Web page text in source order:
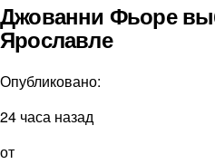
Джованни Фьоре
Ярославле
Опубликовано:
24 часа назад
от